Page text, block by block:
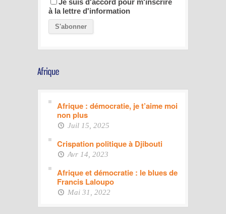
à la lettre d'information
Afrique : démocratie, je t’aime moi
non plus
Juil 15, 2025
Crispation politique à Djibouti
Avr 14, 2023
Afrique et démocratie : le blues de
Francis Laloupo
Mai 31, 2022